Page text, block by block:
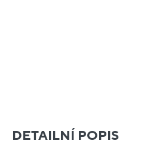
DETAILNÍ POPIS